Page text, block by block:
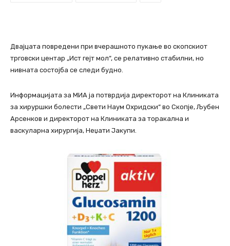
Двајцата повредени при вчерашното пукање во скопскиот
трговски центар „Ист гејт мол“, се релативно стабилни, но
нивната состојба се следи будно.
Информацијата за МИА ја потврдија директорот на Клиниката
за хируршки болести „Свети Наум Охридски“ во Скопје, Љубен
Арсенков и директорот на Клиниката за торакална и
васкуларна хирургија, Неџати Јакупи.